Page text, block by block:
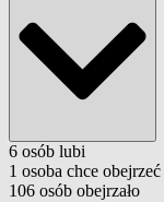
6 osób lubi
1 osoba chce obejrzeć
106 osób obejrzało